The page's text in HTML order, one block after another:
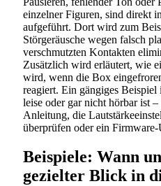
einzelner Figuren, sind direkt
aufgeführt. Dort wird zum
Störgeräusche wegen falsch
verschmutzten Kontakten
Zusätzlich wird erläutert, wie
wird, wenn die Box
reagiert. Ein gängiges Beispiel
leise oder gar nicht hörbar ist
Anleitung, die
überprüfen oder ein
Beispiele: Wann
gezielter Blick in